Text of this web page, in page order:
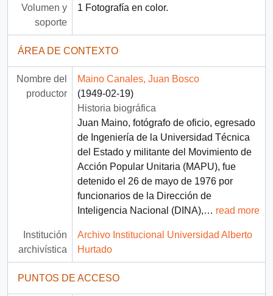
Volumen y
soporte
1 Fotografía en color.
ÁREA DE CONTEXTO
Nombre del
productor
Maino Canales, Juan Bosco
(1949-02-19)
Historia biográfica
Juan Maino, fotógrafo de oficio, egresado
de Ingeniería de la Universidad Técnica
del Estado y militante del Movimiento de
Acción Popular Unitaria (MAPU), fue
detenido el 26 de mayo de 1976 por
funcionarios de la Dirección de
Inteligencia Nacional (DINA),… read more
Institución
archivística
Archivo Institucional Universidad Alberto
Hurtado
PUNTOS DE ACCESO